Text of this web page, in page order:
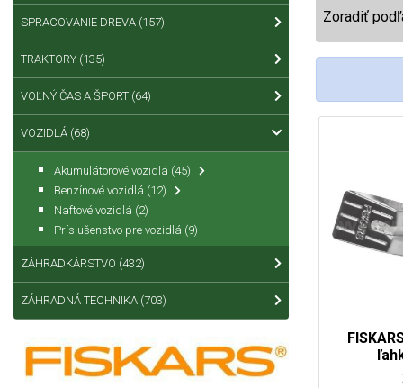
Zoradiť
SPRACOVANIE DREVA (157)
TRAKTORY (135)
VOĽNÝ ČAS A ŠPORT (64)
VOZIDLÁ (68)
Akumulátorové vozidlá (45)
Benzínové vozidlá (12)
Naftové vozidlá (2)
Príslušenstvo pre vozidlá (9)
ZÁHRADKÁRSTVO (432)
ZÁHRADNÁ TECHNIKA (703)